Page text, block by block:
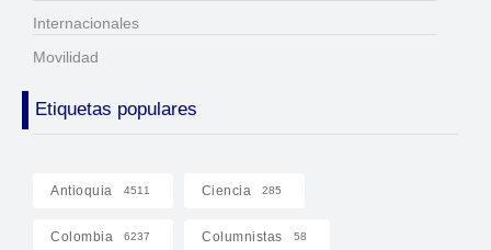
Internacionales
Movilidad
Etiquetas populares
Antioquia 4511 Ciencia 285
Colombia 6237 Columnistas 58